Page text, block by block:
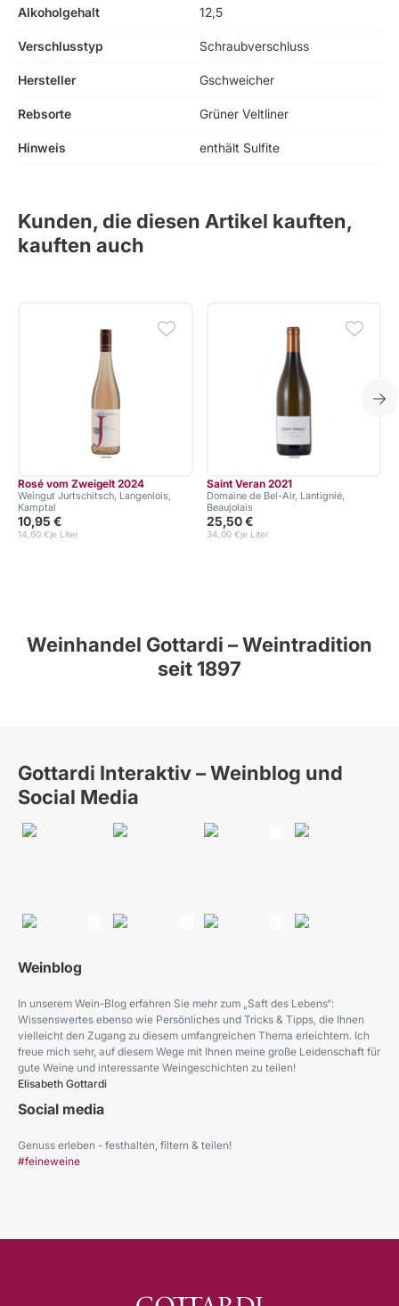
Alkoholgehalt 12,5
Verschlusstyp Schraubverschluss
Hersteller Gschweicher
Rebsorte Grüner Veltliner
Hinweis enthält Sulfite
Kunden, die diesen Artikel kauften,
kauften auch
Rosé vom Zweigelt 2024
Weingut Jurtschitsch, Langenlois,
Kamptal
10,95 €
je Liter
14,60 €
Saint Veran 2021
Domaine de Bel-Air, Lantignié,
Beaujolais
25,50 €
je Liter
34,00 €
Weinhandel Gottardi – Weintradition
seit 1897
Gottardi Interaktiv – Weinblog und
Social Media
Weinblog
In unserem Wein-Blog erfahren Sie mehr zum „Saft des Lebens“:
Wissenswertes ebenso wie Persönliches und Tricks & Tipps, die Ihnen
vielleicht den Zugang zu diesem umfangreichen Thema erleichtern. Ich
freue mich sehr, auf diesem Wege mit Ihnen meine große Leidenschaft für
gute Weine und interessante Weingeschichten zu teilen!
Elisabeth Gottardi
Social media
Genuss erleben - festhalten, filtern & teilen!
#feineweine